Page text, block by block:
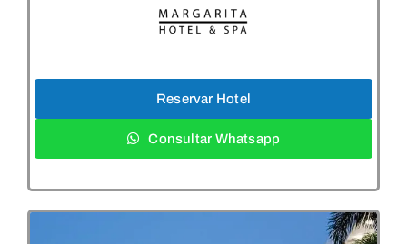
Reservar Hotel
Consultar Whatsapp